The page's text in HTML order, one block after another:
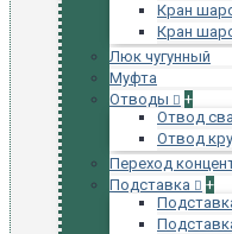
Кран
Кран
Люк чугунный
Муфта
Отводы
+
Отвод
Отвод
Переход
Подставка
+